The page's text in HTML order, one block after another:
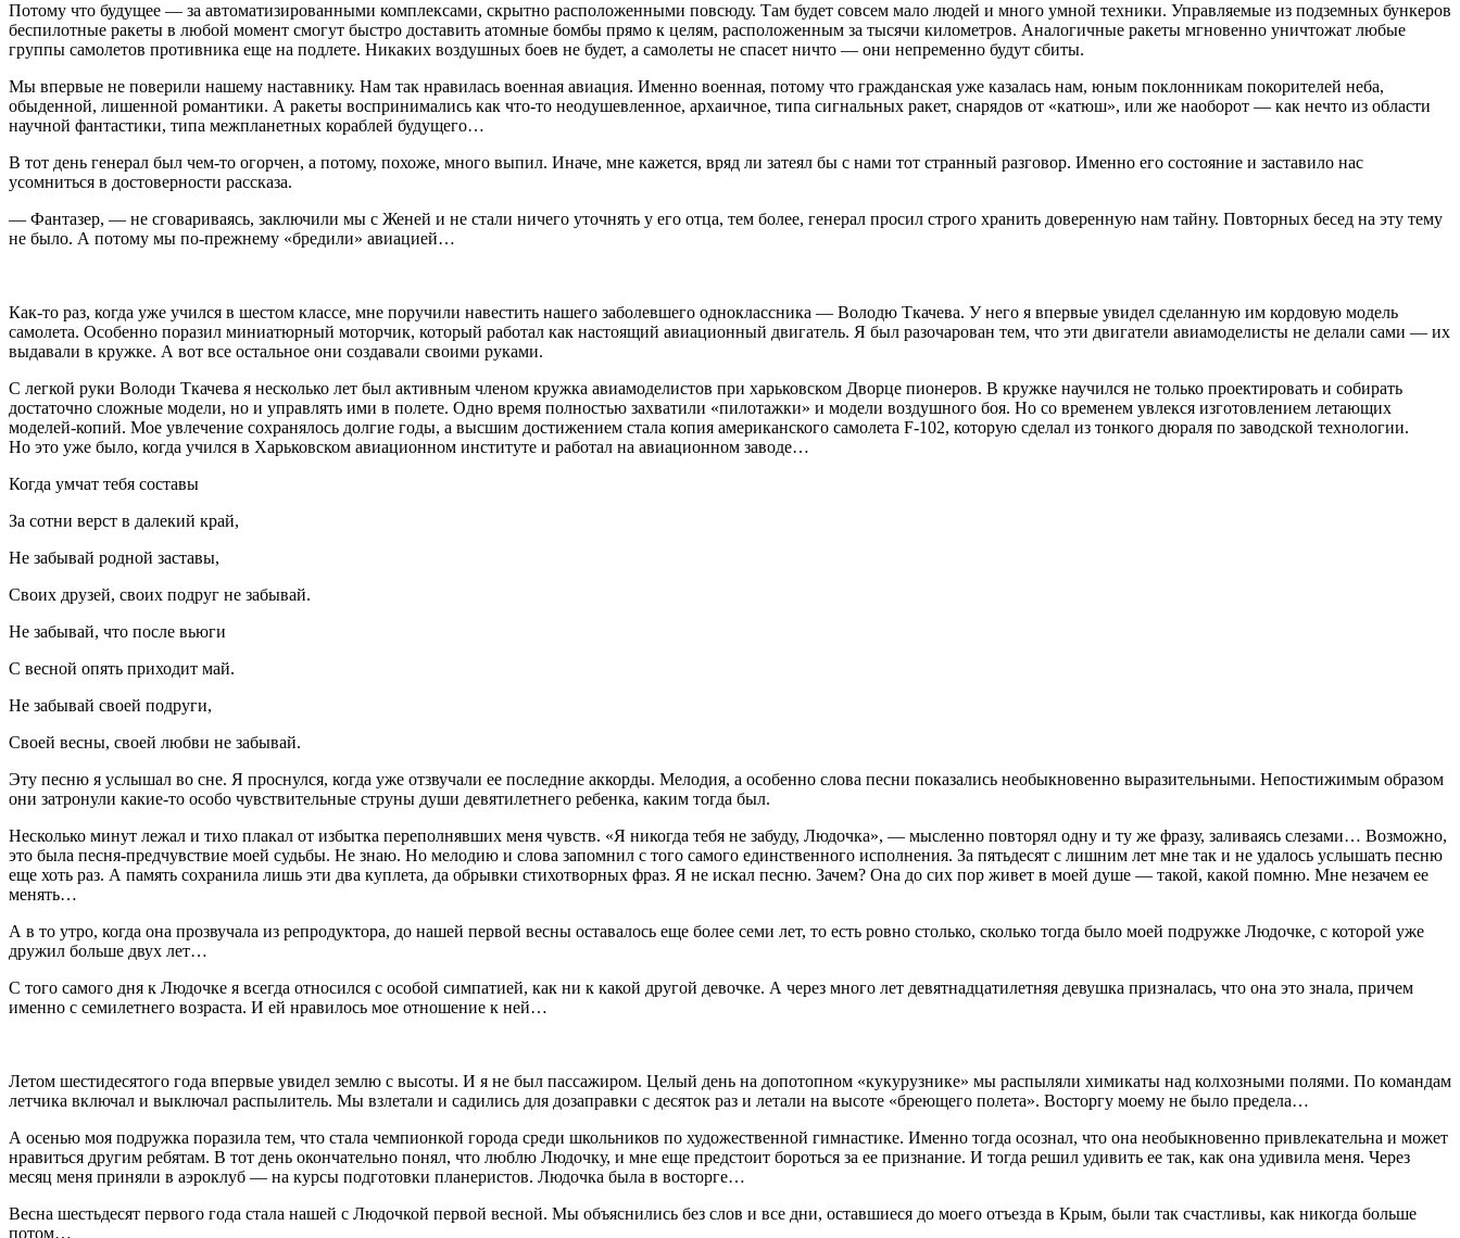
Потому что будущее — за автоматизированными комплексами, скрытно расположенными повсюду. Там будет совсем мало людей и много умной техники. Управляемые из подземных бункеров
беспилотные ракеты в любой момент смогут быстро доставить атомные бомбы прямо к целям, расположенным за тысячи километров. Аналогичные ракеты мгновенно уничтожат любые
группы самолетов противника еще на подлете. Никаких воздушных боев не будет, а самолеты не спасет ничто — они непременно будут сбиты.
Мы впервые не поверили нашему наставнику. Нам так нравилась военная авиация. Именно военная, потому что гражданская уже казалась нам, юным поклонникам покорителей неба,
обыденной, лишенной романтики. А ракеты воспринимались как что-то неодушевленное, архаичное, типа сигнальных ракет, снарядов от «катюш», или же наоборот — как нечто из области
научной фантастики, типа межпланетных кораблей будущего…
В тот день генерал был чем-то огорчен, а потому, похоже, много выпил. Иначе, мне кажется, вряд ли затеял бы с нами тот странный разговор. Именно его состояние и заставило нас
усомниться в достоверности рассказа.
— Фантазер, — не сговариваясь, заключили мы с Женей и не стали ничего уточнять у его отца, тем более, генерал просил строго хранить доверенную нам тайну. Повторных бесед на эту тему
не было. А потому мы по-прежнему «бредили» авиацией…
Как-то раз, когда уже учился в шестом классе, мне поручили навестить нашего заболевшего одноклассника — Володю Ткачева. У него я впервые увидел сделанную им кордовую модель
самолета. Особенно поразил миниатюрный моторчик, который работал как настоящий авиационный двигатель. Я был разочарован тем, что эти двигатели авиамоделисты не делали сами — их
выдавали в кружке. А вот все остальное они создавали своими руками.
С легкой руки Володи Ткачева я несколько лет был активным членом кружка авиамоделистов при харьковском Дворце пионеров. В кружке научился не только проектировать и собирать
достаточно сложные модели, но и управлять ими в полете. Одно время полностью захватили «пилотажки» и модели воздушного боя. Но со временем увлекся изготовлением летающих
моделей-копий. Мое увлечение сохранялось долгие годы, а высшим достижением стала копия американского самолета F-102, которую сделал из тонкого дюраля по заводской технологии.
Но это уже было, когда учился в Харьковском авиационном институте и работал на авиационном заводе…
Когда умчат тебя составы
За сотни верст в далекий край,
Не забывай родной заставы,
Своих друзей, своих подруг не забывай.
Не забывай, что после вьюги
С весной опять приходит май.
Не забывай своей подруги,
Своей весны, своей любви не забывай.
Эту песню я услышал во сне. Я проснулся, когда уже отзвучали ее последние аккорды. Мелодия, а особенно слова песни показались необыкновенно выразительными. Непостижимым образом
они затронули какие-то особо чувствительные струны души девятилетнего ребенка, каким тогда был.
Несколько минут лежал и тихо плакал от избытка переполнявших меня чувств. «Я никогда тебя не забуду, Людочка», — мысленно повторял одну и ту же фразу, заливаясь слезами… Возможно,
это была песня-предчувствие моей судьбы. Не знаю. Но мелодию и слова запомнил с того самого единственного исполнения. За пятьдесят с лишним лет мне так и не удалось услышать песню
еще хоть раз. А память сохранила лишь эти два куплета, да обрывки стихотворных фраз. Я не искал песню. Зачем? Она до сих пор живет в моей душе — такой, какой помню. Мне незачем ее
менять…
А в то утро, когда она прозвучала из репродуктора, до нашей первой весны оставалось еще более семи лет, то есть ровно столько, сколько тогда было моей подружке Людочке, с которой уже
дружил больше двух лет…
С того самого дня к Людочке я всегда относился с особой симпатией, как ни к какой другой девочке. А через много лет девятнадцатилетняя девушка призналась, что она это знала, причем
именно с семилетнего возраста. И ей нравилось мое отношение к ней…
Летом шестидесятого года впервые увидел землю с высоты. И я не был пассажиром. Целый день на допотопном «кукурузнике» мы распыляли химикаты над колхозными полями. По командам
летчика включал и выключал распылитель. Мы взлетали и садились для дозаправки с десяток раз и летали на высоте «бреющего полета». Восторгу моему не было предела…
А осенью моя подружка поразила тем, что стала чемпионкой города среди школьников по художественной гимнастике. Именно тогда осознал, что она необыкновенно привлекательна и может
нравиться другим ребятам. В тот день окончательно понял, что люблю Людочку, и мне еще предстоит бороться за ее признание. И тогда решил удивить ее так, как она удивила меня. Через
месяц меня приняли в аэроклуб — на курсы подготовки планеристов. Людочка была в восторге…
Весна шестьдесят первого года стала нашей с Людочкой первой весной. Мы объяснились без слов и все дни, оставшиеся до моего отъезда в Крым, были так счастливы, как никогда больше
потом…